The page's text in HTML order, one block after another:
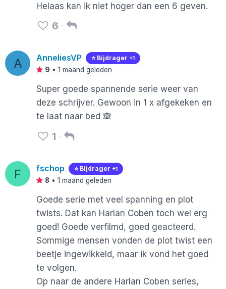
Helaas kan ik niet hoger dan een 6 geven.
6
A AnneliesVP ⭐️ Bijdrager +1
9 • 1 maand geleden
Super goede spannende serie weer van
deze schrijver. Gewoon in 1 x afgekeken en
te laat naar bed 🙈
1
F fschop ⭐️ Bijdrager +1
8 • 1 maand geleden
Goede serie met veel spanning en plot
twists. Dat kan Harlan Coben toch wel erg
goed! Goede verfilmd, goed geacteerd.
Sommige mensen vonden de plot twist een
beetje ingewikkeld, maar ik vond het goed
te volgen.
Op naar de andere Harlan Coben series,